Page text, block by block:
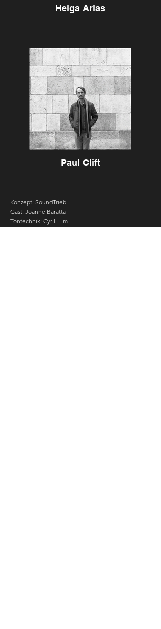
Helga Arias
Paul Clift
Konzept: SoundTrieb
Gast: Joanne Baratta
Tontechnik: Cyrill Lim